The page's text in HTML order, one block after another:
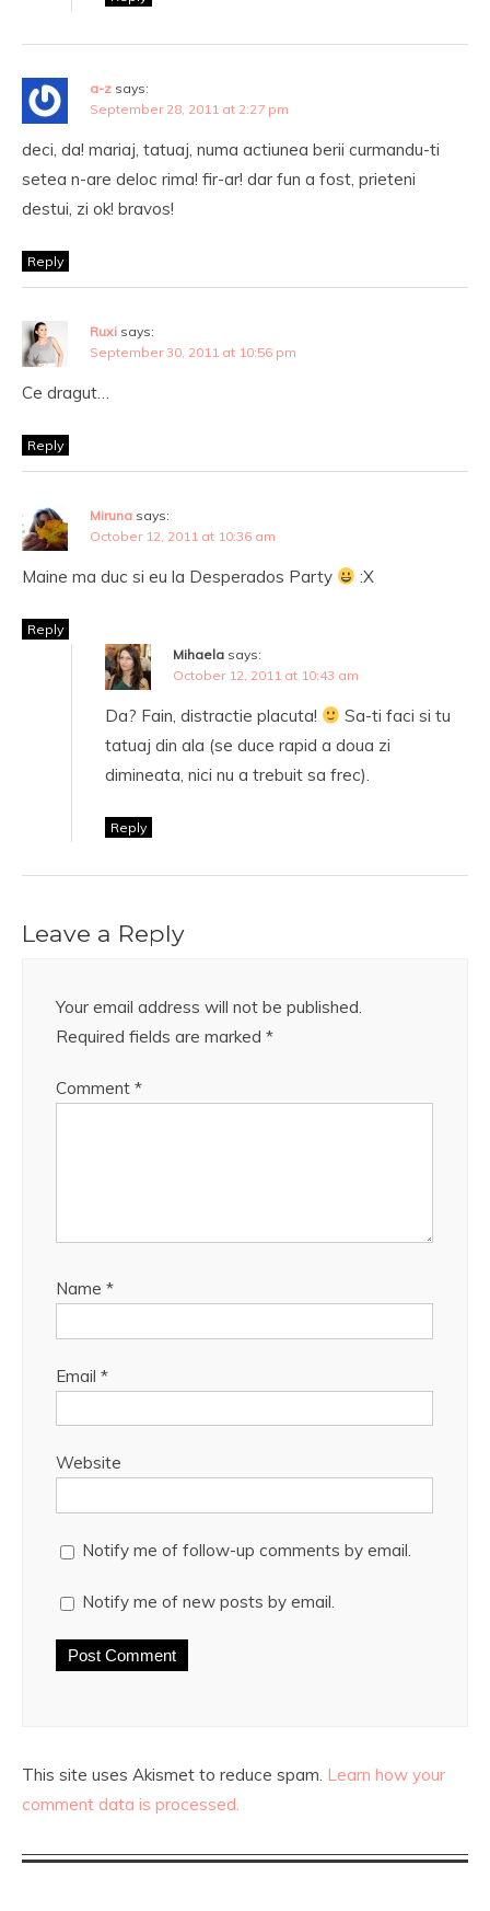
a-z says:
September 28, 2011 at 2:27 pm
deci, da! mariaj, tatuaj, numa actiunea berii curmandu-ti
setea n-are deloc rima! fir-ar! dar fun a fost, prieteni
destui, zi ok! bravos!
Reply
Ruxi says:
September 30, 2011 at 10:56 pm
Ce dragut…
Reply
Miruna says:
October 12, 2011 at 10:36 am
Maine ma duc si eu la Desperados Party :X
Reply
Mihaela says:
October 12, 2011 at 10:43 am
Da? Fain, distractie placuta!
Sa-ti faci si tu
tatuaj din ala (se duce rapid a doua zi
dimineata, nici nu a trebuit sa frec).
Reply
Leave a Reply
Your email address will not be published.
Required fields are marked *
Comment *
Name *
Email *
Website
Notify me of follow-up comments by email.
Notify me of new posts by email.
This site uses Akismet to reduce spam. Learn how your
comment data is processed.